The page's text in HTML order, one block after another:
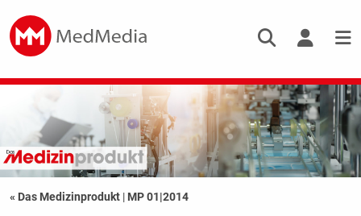
« Das Medizinprodukt | MP 01|2014